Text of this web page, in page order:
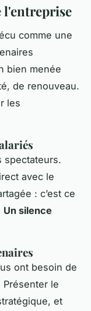
l'entreprise
comme une
bien menée
de renouveau.
les
spectateurs.
avec le
: c’est ce
Un silence
ont besoin de
Présenter le
et